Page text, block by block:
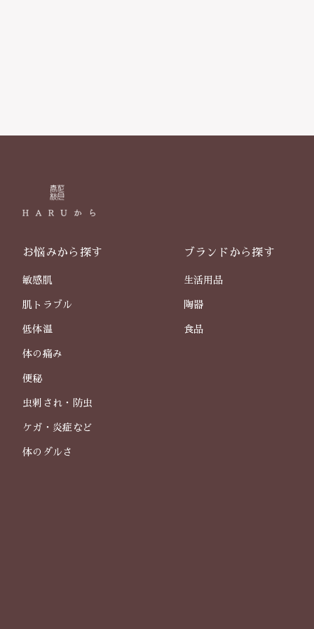
お悩みから探す
敏感肌
肌トラブル
低体温
体の痛み
便秘
虫刺され・防虫
ケガ・炎症など
体のダルさ
ブランドから探す
生活用品
陶器
食品